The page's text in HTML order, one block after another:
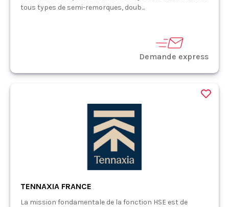
tous types de semi-remorques, doub...
Demande express
TENNAXIA FRANCE
La mission fondamentale de la fonction HSE est de